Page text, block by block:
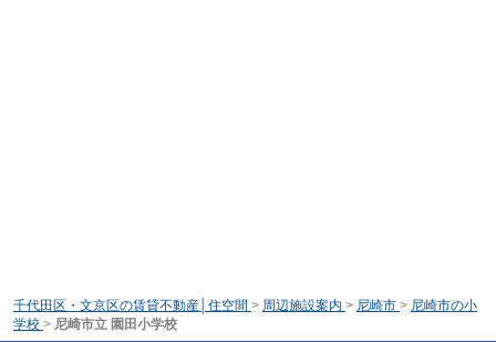
千代田区・文京区の賃貸不動産│住空間 > 周辺施設案内 > 尼崎市 > 尼崎市の小
学校 > 尼崎市立 園田小学校